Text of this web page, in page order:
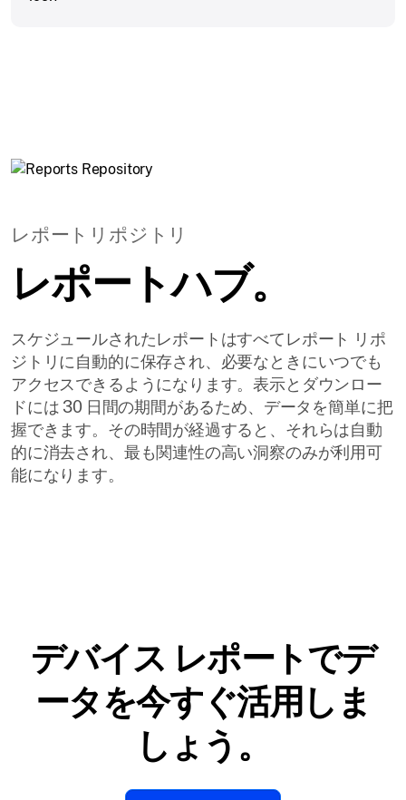
レポートリポジトリ
レポートハブ。
スケジュールされたレポートはすべてレポート リポ
ジトリに自動的に保存され、必要なときにいつでも
アクセスできるようになります。表示とダウンロー
ドには 30 日間の期間があるため、データを簡単に把
握できます。その時間が経過すると、それらは自動
的に消去され、最も関連性の高い洞察のみが利用可
能になります。
デバイス レポートでデ
ータを今すぐ活用しま
しょう。